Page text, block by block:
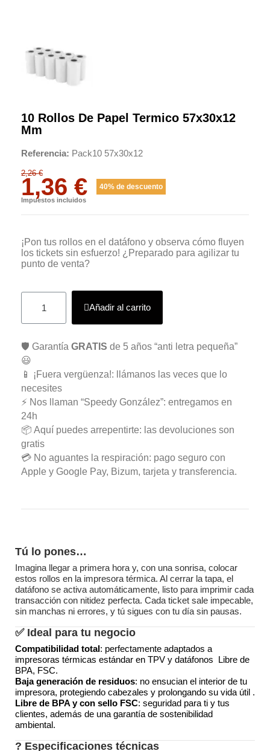
10 Rollos De Papel Termico 57x30x12
Mm
Referencia Pack10 57x30x12
2,26 €
1,36 € 40% de descuento
Impuestos incluidos
¡Pon tus rollos en el datáfono y observa cómo fluyen
los tickets sin esfuerzo! ¿Preparado para agilizar tu
punto de venta?
Añadir al carrito
🛡️ Garantía GRATIS de 5 años “anti letra pequeña”
😃
📱 ¡Fuera vergüenza!: llámanos las veces que lo
necesites
⚡ Nos llaman “Speedy González”: entregamos en
24h
📦 Aquí puedes arrepentirte: las devoluciones son
gratis
💳 No aguantes la respiración: pago seguro con
Apple y Google Pay, Bizum, tarjeta y transferencia.
Tú lo pones…
Imagina llegar a primera hora y, con una sonrisa, colocar
estos rollos en la impresora térmica. Al cerrar la tapa, el
datáfono se activa automáticamente, listo para imprimir cada
transacción con nitidez perfecta. Cada ticket sale impecable,
sin manchas ni errores, y tú sigues con tu día sin pausas.
✅ Ideal para tu negocio
Compatibilidad total: perfectamente adaptados a
impresoras térmicas estándar en TPV y datáfonos Libre de
BPA, FSC.
Baja generación de residuos: no ensucian el interior de tu
impresora, protegiendo cabezales y prolongando su vida útil .
Libre de BPA y con sello FSC: seguridad para ti y tus
clientes, además de una garantía de sostenibilidad
ambiental.
? Especificaciones técnicas